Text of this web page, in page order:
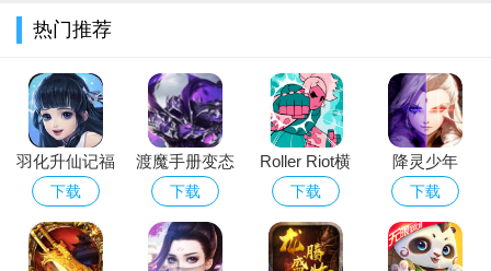
观察规则→适应→执行的核心循环：每关开始时，系统会明
嗅？）。玩家必须认真阅读理解规则，在行动中实时验证，并根
据反馈快速调整策略——能听则缓步、能看则利用墙柱遮挡、能
嗅则规避狭窄通道、能远距则预留更大安全距离。
资源收集与目标推进双线并行：玩家需要在躲避Cobb的同
时，完成三个核心任务：收集散落在各处的煤炭、将煤炭投入中
央熔炉维持光源、拉下电闸开启出口大门。资源有限且分散在危
热门推荐
羽化升仙记福
利版
下载
渡魔手册变态
版
下载
Roller Riot横
街快打
下载
降灵少年
（BT版）
下载